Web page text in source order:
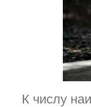
К числу